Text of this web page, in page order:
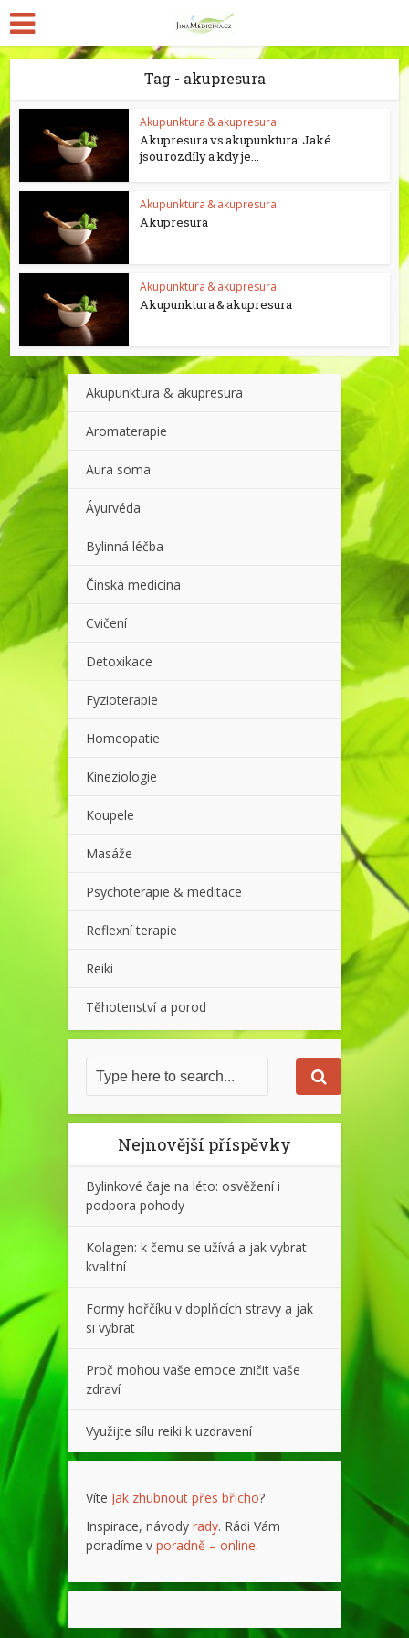
Tag - akupresura
Akupunktura & akupresura
Akupresura vs akupunktura: Jaké
jsou rozdíly a kdy je...
Akupunktura & akupresura
Akupresura
Akupunktura & akupresura
Akupunktura & akupresura
Akupunktura & akupresura
Aromaterapie
Aura soma
Áyurvéda
Bylinná léčba
Čínská medicína
Cvičení
Detoxikace
Fyzioterapie
Homeopatie
Kineziologie
Koupele
Masáže
Psychoterapie & meditace
Reflexní terapie
Reiki
Těhotenství a porod
Nejnovější příspěvky
Bylinkové čaje na léto: osvěžení i
podpora pohody
Kolagen: k čemu se užívá a jak vybrat
kvalitní
Formy hořčíku v doplňcích stravy a jak
si vybrat
Proč mohou vaše emoce zničit vaše
zdraví
Využijte sílu reiki k uzdravení
Víte Jak zhubnout přes břicho?
Inspirace, návody rady. Rádi Vám
poradíme v poradně – online.